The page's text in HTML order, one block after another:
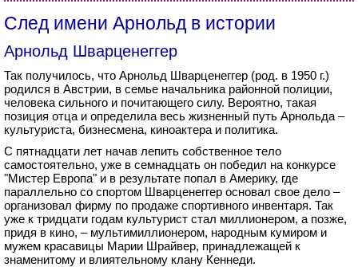
След имени Арнольд в истории
Арнольд Шварценеггер
Так получилось, что Арнольд Шварценеггер (род. в 1950 г.)
родился в Австрии, в семье начальника районной полиции,
человека сильного и почитающего силу. Вероятно, такая
позиция отца и определила весь жизненный путь Арнольда –
культуриста, бизнесмена, киноактера и политика.
С пятнадцати лет начав лепить собственное тело
самостоятельно, уже в семнадцать он победил на конкурсе
"Мистер Европа" и в результате попал в Америку, где
параллельно со спортом Шварценеггер основал свое дело –
организовал фирму по продаже спортивного инвентаря. Так
уже к тридцати годам культурист стал миллионером, а позже,
придя в кино, – мультимиллионером, народным кумиром и
мужем красавицы Марии Шрайвер, принадлежащей к
знаменитому и влиятельному клану Кеннеди.